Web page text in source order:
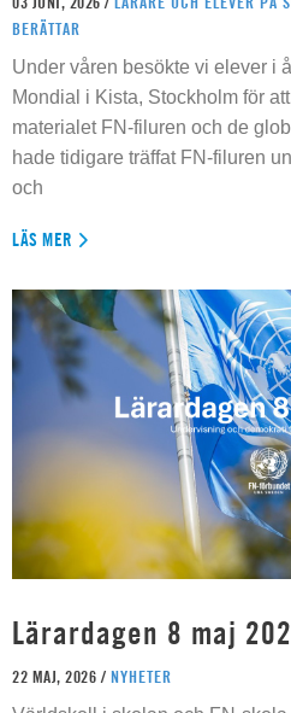
BERÄTTAR
Under våren besökte vi elever i
Mondial i Kista, Stockholm för
materialet FN-filuren och de
hade tidigare träffat FN-filuren
och
LÄS MER
Lärardagen 8 maj
22 MAJ, 2026 / NYHETER